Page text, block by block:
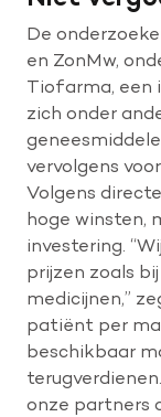
De
en ZonMw,
Tiofarma, een
zich onder
vervolgens
Volgens
hoge winsten,
investering.
prijzen zoals
medicijnen,”
patiënt per
beschikbaar
onze partners